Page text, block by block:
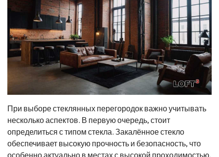
При выборе стеклянных перегородок важно учитывать
несколько аспектов. В первую очередь, стоит
определиться с типом стекла. Закалённое стекло
обеспечивает высокую прочность и безопасность, что
особенно актуально в местах с высокой проходимостью.